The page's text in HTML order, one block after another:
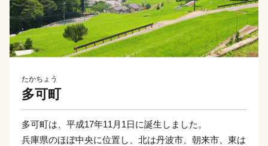
たかちょう
多可町
多可町は、平成17年11月1日に誕生しました。
兵庫県のほぼ中央に位置し、北は丹波市、朝来市、東は